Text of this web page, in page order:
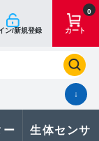
ン/新規登録
0
カート
↓
ー 生体センサ
購入履歴